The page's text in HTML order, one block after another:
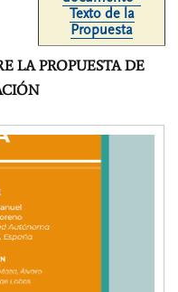
Texto de la
Propuesta
LA PROPUESTA DE